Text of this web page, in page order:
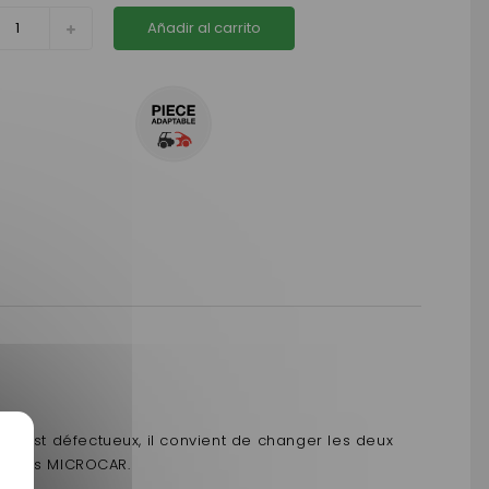
Añadir al carrito
est défectueux, il convient de changer les deux
MICROCAR.